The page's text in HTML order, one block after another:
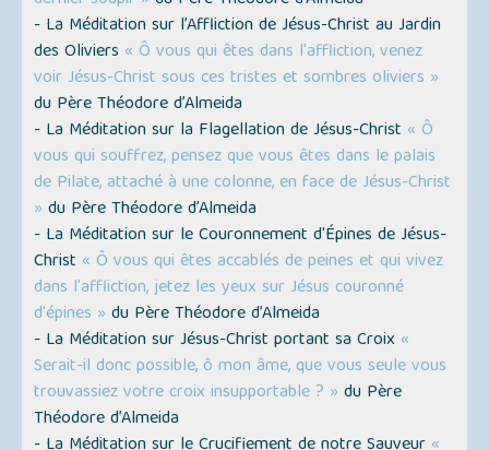
- La Méditation sur l’Affliction de Jésus-Christ au Jardin
des Oliviers « Ô vous qui êtes dans l'affliction, venez
voir Jésus-Christ sous ces tristes et sombres oliviers »
du Père Théodore d’Almeida
- La Méditation sur la Flagellation de Jésus-Christ « Ô
vous qui souffrez, pensez que vous êtes dans le palais
de Pilate, attaché à une colonne, en face de Jésus-Christ
» du Père Théodore d’Almeida
- La Méditation sur le Couronnement d'Épines de Jésus-
Christ « Ô vous qui êtes accablés de peines et qui vivez
dans l'affliction, jetez les yeux sur Jésus couronné
d'épines » du Père Théodore d’Almeida
- La Méditation sur Jésus-Christ portant sa Croix «
Serait-il donc possible, ô mon âme, que vous seule vous
trouvassiez votre croix insupportable ? » du Père
Théodore d’Almeida